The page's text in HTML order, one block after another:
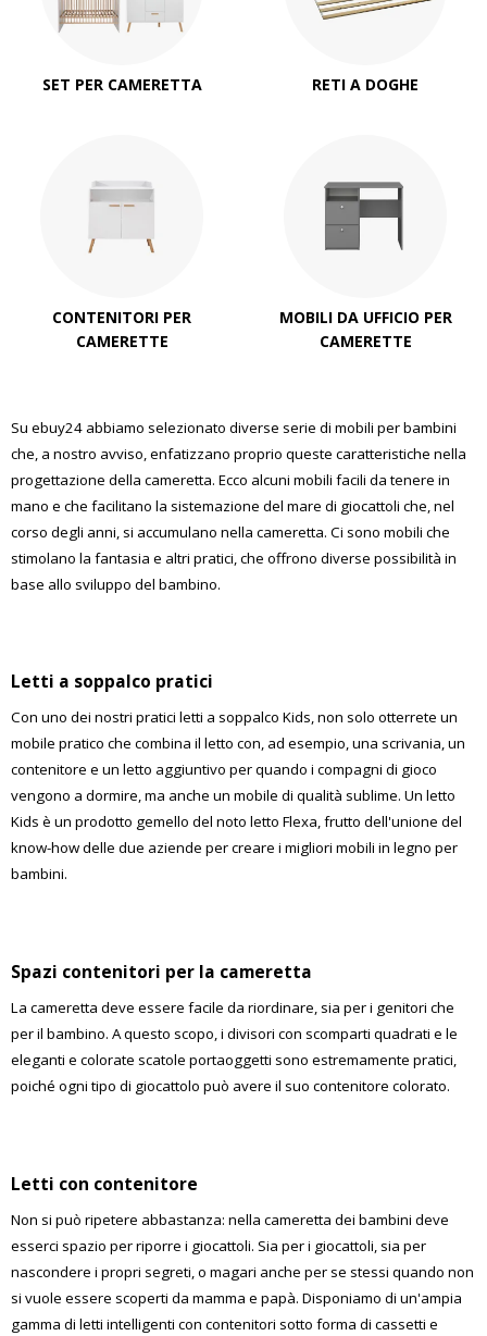
SET PER CAMERETTA RETI A DOGHE
CONTENITORI PER
CAMERETTE
MOBILI DA UFFICIO PER
CAMERETTE
Su ebuy24 abbiamo selezionato diverse serie di mobili per bambini
che, a nostro avviso, enfatizzano proprio queste caratteristiche nella
progettazione della cameretta. Ecco alcuni mobili facili da tenere in
mano e che facilitano la sistemazione del mare di giocattoli che, nel
corso degli anni, si accumulano nella cameretta. Ci sono mobili che
stimolano la fantasia e altri pratici, che offrono diverse possibilità in
base allo sviluppo del bambino.
Letti a soppalco pratici
Con uno dei nostri pratici letti a soppalco Kids, non solo otterrete un
mobile pratico che combina il letto con, ad esempio, una scrivania, un
contenitore e un letto aggiuntivo per quando i compagni di gioco
vengono a dormire, ma anche un mobile di qualità sublime. Un letto
Kids è un prodotto gemello del noto letto Flexa, frutto dell'unione del
know-how delle due aziende per creare i migliori mobili in legno per
bambini.
Spazi contenitori per la cameretta
La cameretta deve essere facile da riordinare, sia per i genitori che
per il bambino. A questo scopo, i divisori con scomparti quadrati e le
eleganti e colorate scatole portaoggetti sono estremamente pratici,
poiché ogni tipo di giocattolo può avere il suo contenitore colorato.
Letti con contenitore
Non si può ripetere abbastanza: nella cameretta dei bambini deve
esserci spazio per riporre i giocattoli. Sia per i giocattoli, sia per
nascondere i propri segreti, o magari anche per se stessi quando non
si vuole essere scoperti da mamma e papà. Disponiamo di un'ampia
gamma di letti intelligenti con contenitori sotto forma di cassetti e